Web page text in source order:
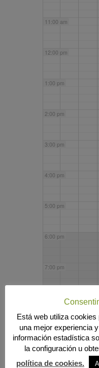
11:00 am
12:00 pm
1:00 pm
2:00 pm
3:00 pm
4:00 pm
5:00 pm
6:00 pm
7:00 pm
9:00 pm
10:00 pm
Está web utiliza
una mejor experiencia
información estadística
la configuración u
política de cookies.